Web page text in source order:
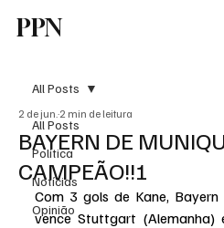
PPN
All Posts
Política
Notícias
Opinião
All Posts
BAYERN DE
CAMPEÃO!!!
2 de jun. 2 min de leitura
Com 3 gols de Kane,
vence Stuttgart